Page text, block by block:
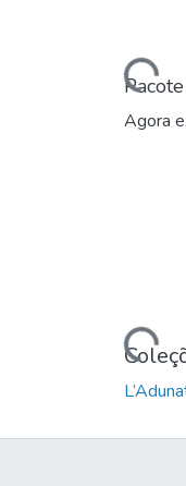
Carregando...
Agora
Carregando...